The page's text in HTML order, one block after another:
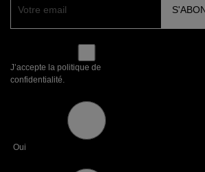
J’accepte la politique de
confidentialité.
Oui